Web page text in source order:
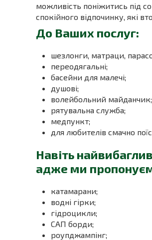
можливість поніжитись під
спокійного відпочинку, які
До Ваших послуг:
шезлонги, матраци,
переодягальні;
басейни для малечі;
душові;
волейбольний майданчик;
рятувальна служба;
медпункт;
для любителів смачно
Навіть
адже ми
катамарани;
водні гірки;
гідроцикли;
САП борди;
роупджампінг;